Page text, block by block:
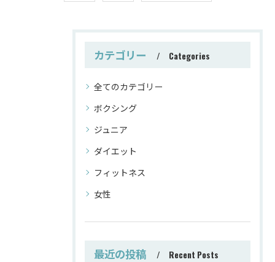
カテゴリー Categories
全てのカテゴリー
ボクシング
ジュニア
ダイエット
フィットネス
女性
最近の投稿 Recent Posts